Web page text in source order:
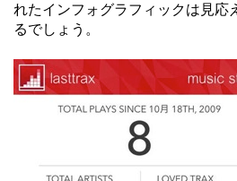
れたインフォグラフィックは見応
るでしょう。